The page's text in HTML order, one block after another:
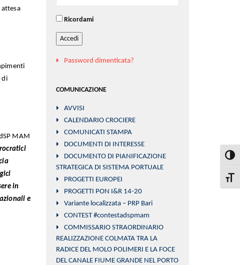
attesa
di
MAM
in
e
Ricordami
Accedi
Password dimenticata?
COMUNICAZIONE
AVVISI
CALENDARIO CROCIERE
COMUNICATI STAMPA
DOCUMENTI DI INTERESSE
DOCUMENTO DI PIANIFICAZIONE
STRATEGICA DI SISTEMA PORTUALE
PROGETTI EUROPEI
PROGETTI PON I&R 14-20
Variante localizzata – PRP Bari
CONTEST #contestadspmam
COMMISSARIO STRAORDINARIO
REALIZZAZIONE COLMATA TRA LA
RADICE DEL MOLO POLIMERI E LA FOCE
DEL CANALE FIUME GRANDE NEL PORTO